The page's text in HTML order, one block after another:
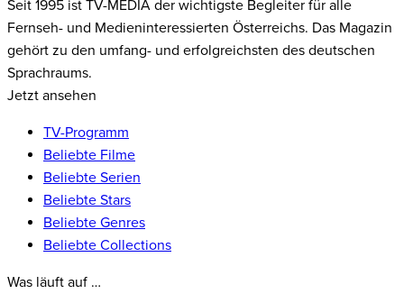
Seit 1995 ist TV-MEDIA der wichtigste Begleiter für alle
Fernseh- und Medieninteressierten Österreichs. Das Magazin
gehört zu den umfang- und erfolgreichsten des deutschen
Sprachraums.
Jetzt ansehen
TV-Programm
Beliebte Filme
Beliebte Serien
Beliebte Stars
Beliebte Genres
Beliebte Collections
Was läuft auf …